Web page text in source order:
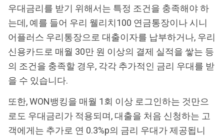
우대금리를 받기 위해서는 특정 조건을 충족해야 하
는데, 예를 들어 우리 웰리치100 연금통장이나 시니
어플러스 우리통장으로 대출이자를 납부하거나, 우리
신용카드로 매월 30만 원 이상의 결제 실적을 쌓는 등
의 조건을 충족할 경우, 각각 추가적인 금리 우대를 받
을 수 있습니다.
또한, WON뱅킹을 매월 1회 이상 로그인하는 것만으
로도 우대금리가 적용되며, 대출을 처음 신청하는 고
객에게는 추가로 연 0.3%p의 금리 우대가 제공됩니